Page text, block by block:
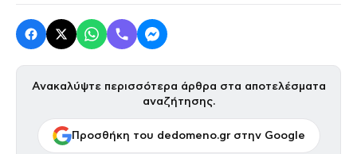
Ανακαλύψτε περισσότερα άρθρα στα αποτελέσματα
αναζήτησης.
Προσθήκη του dedomeno.gr στην Google